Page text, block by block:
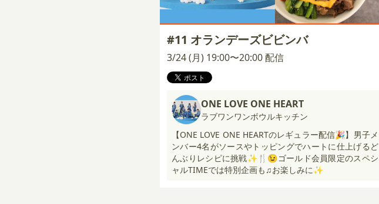
#11 オランデーズビビンバ
3/24 (月) 19:00〜20:00 配信
ONE LOVE ONE HEART
ラブワンワンボウルキッチン
【ONE LOVE ONE HEARTのレギュラー配信🎉】男子メ
ンバー4名がソースやトッピングでハートに仕上げるど
んぶりレシピに挑戦✨🍴😉ゴールド会員限定のスペシ
ャルTIMEでは特別企画も♫お楽しみに✨